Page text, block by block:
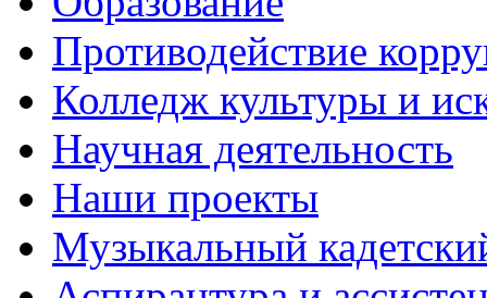
Противодействие
Колледж культуры и
Научная деятельность
Наши проекты
Музыкальный